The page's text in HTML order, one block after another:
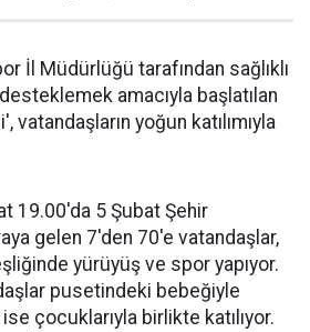
İl Müdürlüğü tarafından sağlıklı
amacıyla başlatılan
vatandaşların yoğun katılımıyla
19.00'da 5 Şubat Şehir
gelen 7'den 70'e vatandaşlar,
yürüyüş ve spor yapıyor.
pusetindeki bebeğiyle
çocuklarıyla birlikte katılıyor.